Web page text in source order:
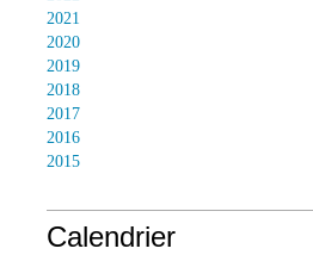
2021
2020
2019
2018
2017
2016
2015
Calendrier